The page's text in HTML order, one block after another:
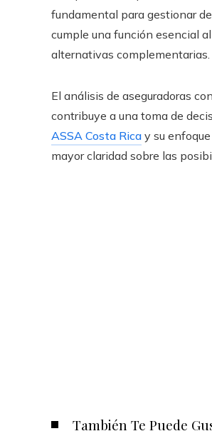
fundamental para gestionar
cumple una función esencial
alternativas complementarias.
El análisis de aseguradoras
contribuye a una toma de
ASSA Costa Rica y su
mayor claridad sobre las
También Te Puede